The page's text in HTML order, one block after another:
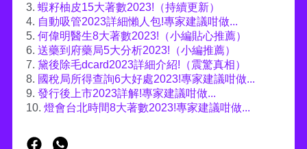
3. 蝦籽柚皮15大著數2023!（持續更新）
4. 自動吸管2023詳細懶人包!專家建議咁做...
5. 何偉明醫生8大著數2023!（小編貼心推薦）
6. 送藥到府藥局5大分析2023!（小編推薦）
7. 黛後除毛dcard2023詳細介紹!（震驚真相）
8. 國稅局所得查詢6大好處2023!專家建議咁做...
9. 發行後上市2023詳解!專家建議咁做...
10. 燈會台北時間8大著數2023!專家建議咁做...